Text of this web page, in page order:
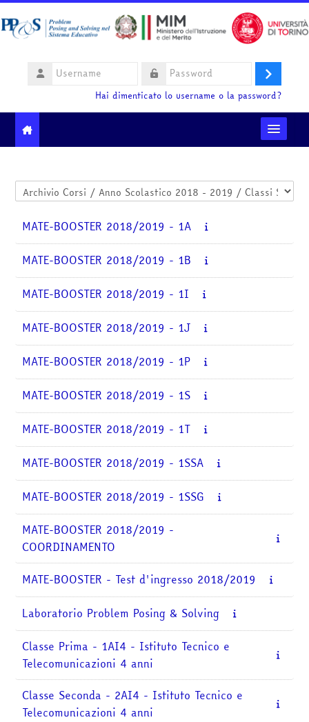
Username
Login
Hai dimenticato lo username o la password?
Ministero dell'Istruzione e del Merito
Cerca
corsi
Invia
Categorie di corso
MATE-BOOSTER 2018/2019 - 1A
MATE-BOOSTER 2018/2019 - 1B
MATE-BOOSTER 2018/2019 - 1I
MATE-BOOSTER 2018/2019 - 1J
MATE-BOOSTER 2018/2019 - 1P
MATE-BOOSTER 2018/2019 - 1S
MATE-BOOSTER 2018/2019 - 1T
MATE-BOOSTER 2018/2019 - 1SSA
MATE-BOOSTER 2018/2019 - 1SSG
MATE-BOOSTER 2018/2019 -
COORDINAMENTO
MATE-BOOSTER - Test d'ingresso 2018/2019
Laboratorio Problem Posing & Solving
Classe Prima - 1AI4 - Istituto Tecnico e
Telecomunicazioni 4 anni
Classe Seconda - 2AI4 - Istituto Tecnico e
Telecomunicazioni 4 anni